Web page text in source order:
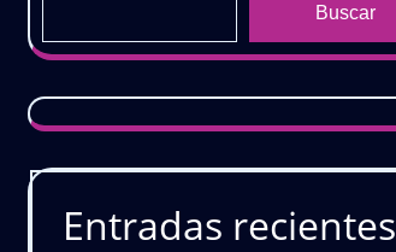
Buscar
Entradas recientes